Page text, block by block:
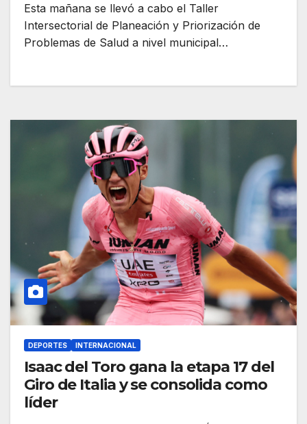
Esta mañana se llevó a cabo el Taller
Intersectorial de Planeación y Priorización de
Problemas de Salud a nivel municipal…
DEPORTES INTERNACIONAL
Isaac del Toro gana la etapa 17 del
Giro de Italia y se consolida como
líder